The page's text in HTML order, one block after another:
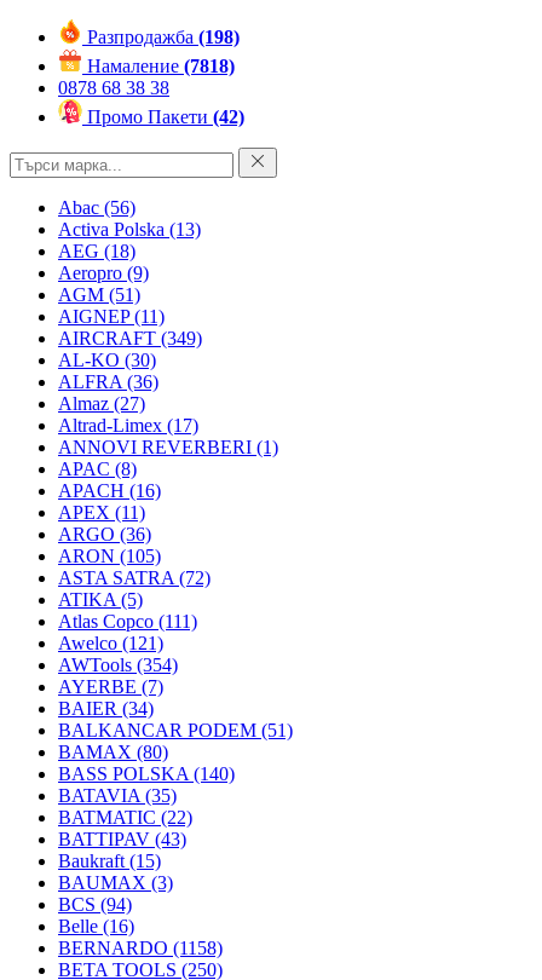
Разпродажба (198)
Намаление (7818)
0878 68 38 38
Промо Пакети (42)
Abac (56)
Activa Polska (13)
AEG (18)
Aeropro (9)
AGM (51)
AIGNEP(11)
AIRCRAFT (349)
AL-KO (30)
ALFRA (36)
Almaz (27)
Altrad-Limex (17)
ANNOVI REVERBERI (1)
APAC (8)
APACH (16)
APEX (11)
ARGO (36)
ARON (105)
ASTA SATRA (72)
ATIKA (5)
Atlas Copco (111)
Awelco (121)
AWTools (354)
AYERBE (7)
BAIER (34)
BALKANCAR PODEM (51)
BAMAX (80)
BASS POLSKA (140)
BATAVIA (35)
BATMATIC (22)
BATTIPAV (43)
Baukraft (15)
BAUMAX (3)
BCS (94)
Belle (16)
BERNARDO (1158)
BETA TOOLS (250)